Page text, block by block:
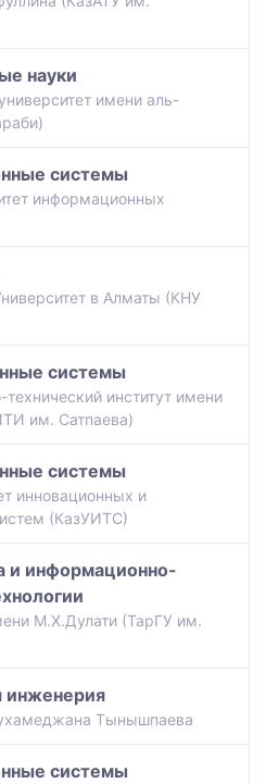
науки
имени аль-
системы
информационных
в Алматы (КНУ
системы
институт имени
им. Сатпаева)
системы
инновационных и
(КазУИТС)
и информационно-
М.Х.Дулати (ТарГУ им.
инженерия
Тынышпаева
системы